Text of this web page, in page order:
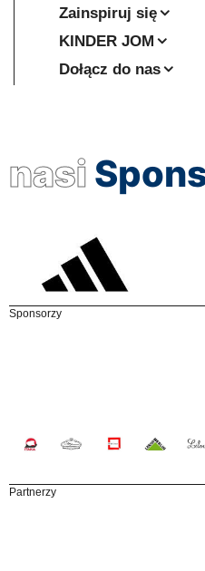
Zainspiruj się
KINDER JOM
Dołącz do nas
nasi
Sponsorzy
Partnerzy